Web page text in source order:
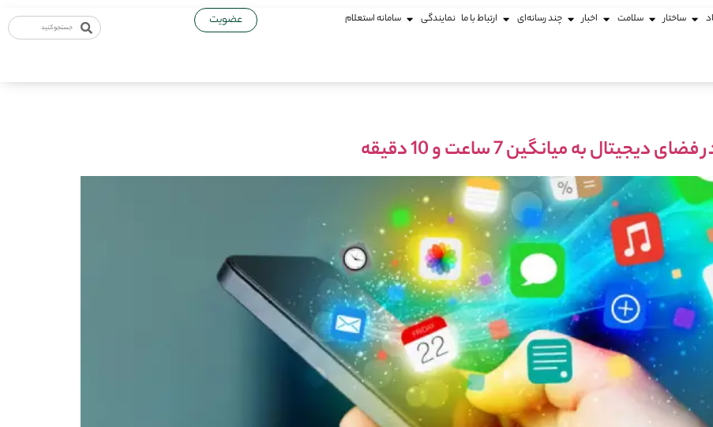
ساختار سلامت اخبار چند رسانه‌ای ارتباط با ما نمایندگی سامانه استعلام عضویت
به میانگین 7 ساعت و 10 دقیقه